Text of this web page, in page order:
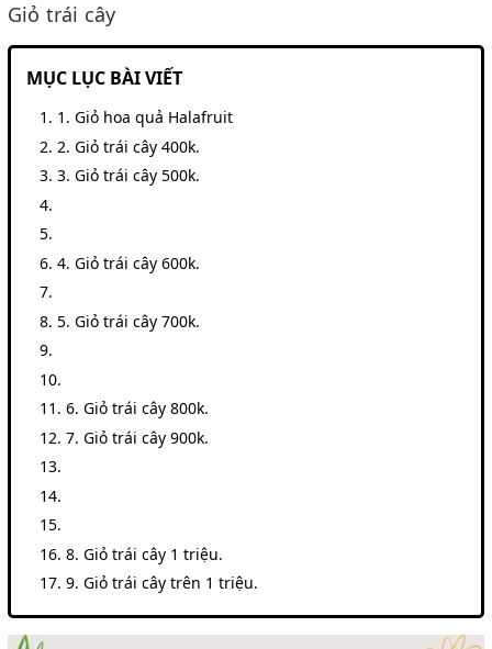
Giỏ trái cây
MỤC LỤC BÀI VIẾT
1. Giỏ hoa quả Halafruit
2. Giỏ trái cây 400k.
3. Giỏ trái cây 500k.
4. Giỏ trái cây 600k.
5. Giỏ trái cây 700k.
6. Giỏ trái cây 800k.
7. Giỏ trái cây 900k.
8. Giỏ trái cây 1 triệu.
9. Giỏ trái cây trên 1 triệu.